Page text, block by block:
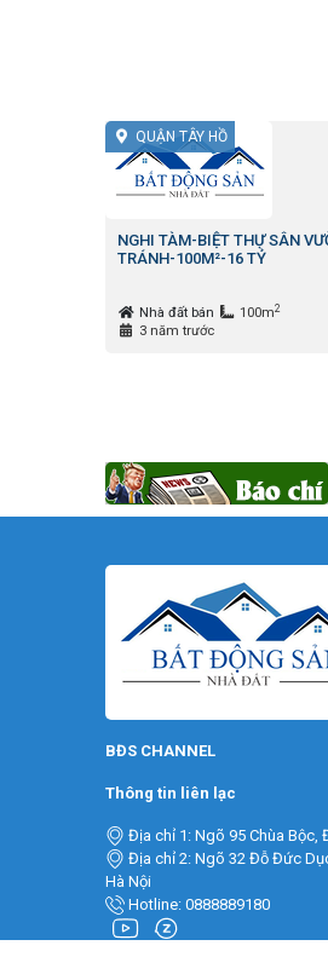
QUẬN TÂY HỒ
NGHI TÀM-BIỆT THỰ SÂN
TRÁNH-100M²-16 TỶ
Nhà đất bán 100m2
3 năm trước
để mua bất động sản lời ngay lúc mua?
BĐS CHANNEL
Thông tin liên lạc
Địa chỉ 1: Ngõ 95 Chùa Bộc,
Địa chỉ 2: Ngõ 32 Đỗ Đức
Hà Nội
Hotline: 0888889180